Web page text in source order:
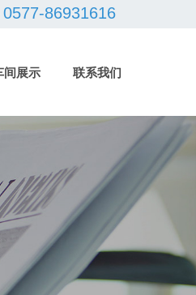
0577-86931616
间展示 联系我们